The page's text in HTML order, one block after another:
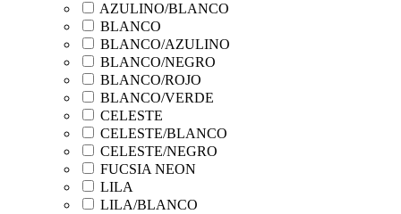
AZULINO/BLANCO
BLANCO
BLANCO/AZULINO
BLANCO/NEGRO
BLANCO/ROJO
BLANCO/VERDE
CELESTE
CELESTE/BLANCO
CELESTE/NEGRO
FUCSIA NEON
LILA
LILA/BLANCO